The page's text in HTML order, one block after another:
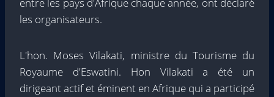
les organisateurs.
L'hon. Moses Vilakati, ministre du Tourisme du
Royaume d'Eswatini. Hon Vilakati a été un
dirigeant actif et éminent en Afrique qui a participé